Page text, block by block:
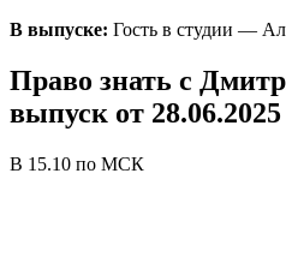
В выпуске: Гость в студии —
Право знать с
выпуск от
В 15.10 по МСК